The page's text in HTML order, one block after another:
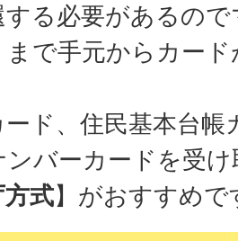
する必要があるの
まで手元からカー
ード、住民基本台
ンバーカードを受
式】がおすすめで